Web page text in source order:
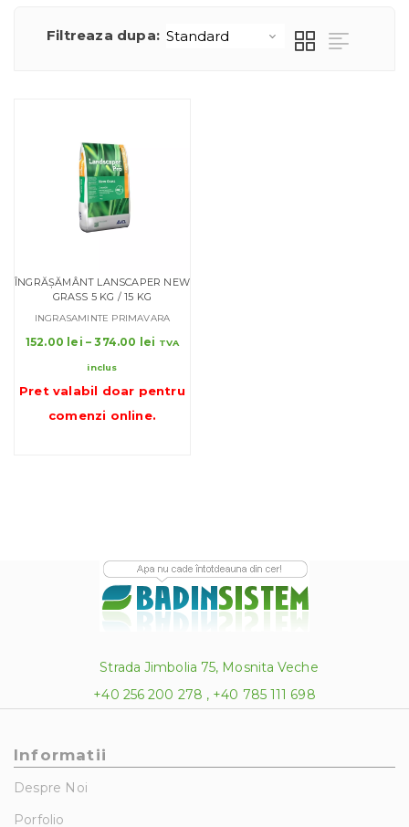
Filtreaza dupa:
ÎNGRĂȘĂMÂNT LANSCAPER NEW
GRASS 5 KG / 15 KG
INGRASAMINTE PRIMAVARA
152.00 lei – 374.00 lei
152.00 lei
TVA
inclus
Pret valabil doar pentru
comenzi online.
Strada Jimbolia 75, Mosnita Veche
+40 256 200 278 , +40 785 111 698
Informatii
Despre Noi
Porfolio